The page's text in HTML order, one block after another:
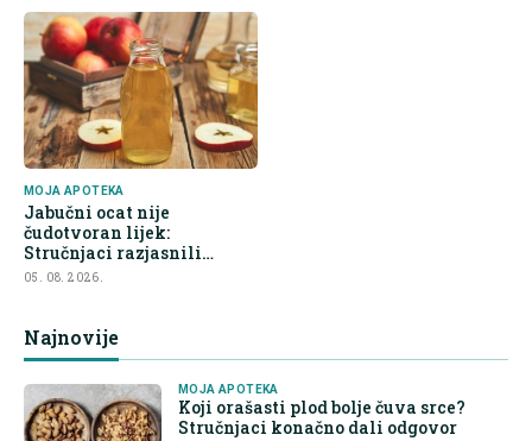
MOJA APOTEKA
Jabučni ocat nije
čudotvoran lijek:
Stručnjaci razjasnili
najveće zablude
05. 08. 2026.
Najnovije
MOJA APOTEKA
Koji orašasti plod bolje čuva srce?
Stručnjaci konačno dali odgovor